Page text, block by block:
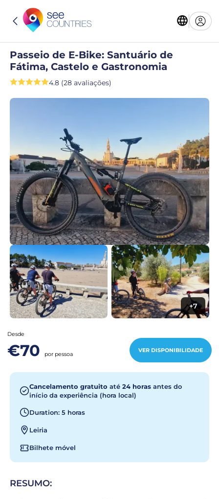
Passeio de E-Bike: Santuário de
Fátima, Castelo e Gastronomia
4.8 (28 avaliações)
+7
Desde
€70 por pessoa
VER DISPONIBILIDADE
Cancelamento gratuito até 24 horas antes do
início da experiência (hora local)
Duration: 5 horas
Leiria
Bilhete móvel
RESUMO: